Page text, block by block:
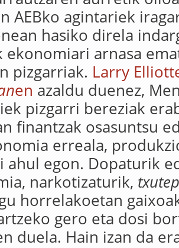
AEBko agintariek
hasiko direla
ekonomiari arnasa
pizgarriak. Larry
en azaldu duenez,
pizgarri bereziak
finantzak osasuntsu
erreala,
ahul egon. Dopaturik
narkotizaturik,
horrelakoetan
gero eta dosi
duela. Hain izan da